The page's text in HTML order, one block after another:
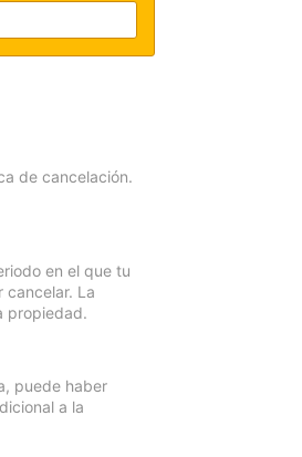
de cancelación.
en el que tu
cancelar. La
propiedad.
puede haber
a la